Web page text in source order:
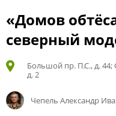
«Домов
северный
Большой пр. П.С., д. 44;
д. 2
Чепель Александр